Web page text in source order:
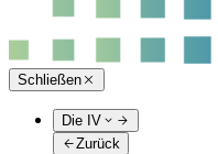
Schließen
Die IV
Zurück